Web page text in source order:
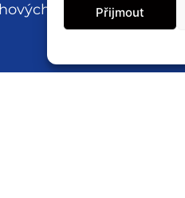
Přijmout
rozhodnutí, které